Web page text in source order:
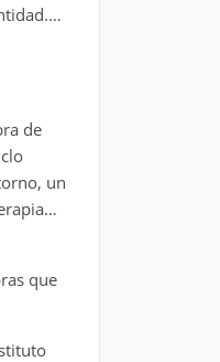
de
un
que